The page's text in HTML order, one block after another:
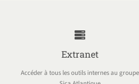
Extranet
Accéder à tous les outils internes au groupe